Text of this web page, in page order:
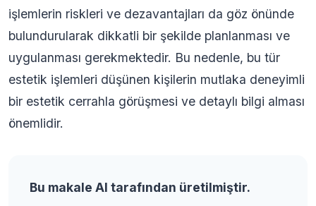
işlemlerin riskleri ve dezavantajları da göz önünde
bulundurularak dikkatli bir şekilde planlanması ve
uygulanması gerekmektedir. Bu nedenle, bu tür
estetik işlemleri düşünen kişilerin mutlaka deneyimli
bir estetik cerrahla görüşmesi ve detaylı bilgi alması
önemlidir.
Bu makale AI tarafından üretilmiştir.